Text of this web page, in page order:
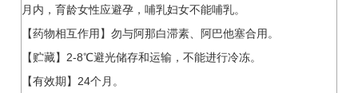
月内，育龄女性应避孕，哺乳妇女不能哺乳。
【药物相互作用】勿与阿那白滞素、阿巴他塞合用。
【贮藏】2-8℃避光储存和运输，不能进行冷冻。
【有效期】24个月。